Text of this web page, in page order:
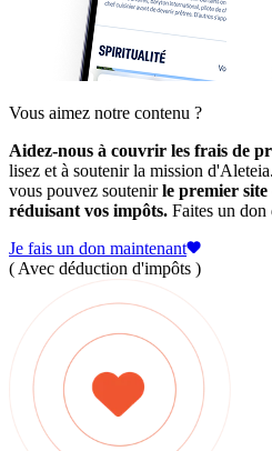
Vous aimez notre contenu ?
Aidez-nous à couvrir les frais de
lisez et à soutenir la mission
vous pouvez soutenirle premier
réduisant vos impôts. Faites un don
Je fais un don maintenant
( Avec déduction d'impôts )